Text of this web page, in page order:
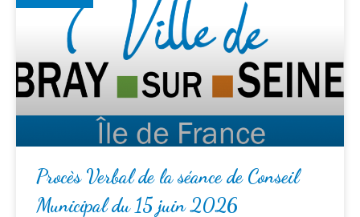
Procès Verbal de la séance de Conseil
Municipal du 15 juin 2026